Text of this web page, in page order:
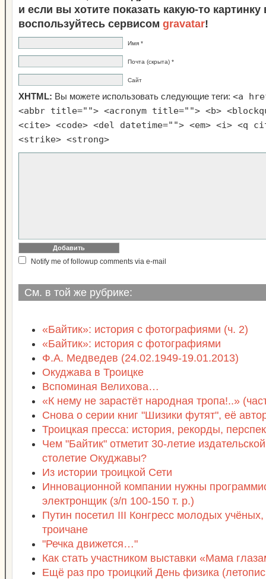
и если вы хотите показать какую-то
воспользуйтесь сервисом gravatar!
Имя *
Почта (скрыта) *
Сайт
XHTML: Вы можете использовать следующие теги: <a
<abbr title=""> <acronym title=""> <b>
<cite> <code> <del datetime=""> <em> <i> <q
<strike> <strong>
Notify me of followup comments via e-mail
См. в той же рубрике:
«Байтик»: история с фотографиями (ч. 2)
«Байтик»: история с фотографиями
Ф.А. Медведев (24.02.1949-19.01.2013)
Окуджава в Троицке
Вспоминая Велихова…
«К нему не зарастёт народная тропа!..»
Снова о серии книг "Шизики футят", её
Троицкая пресса: история, рекорды,
Чем "Байтик" отметит 30-летие
столетие Окуджавы?
Из истории троицкой Сети
Инновационной компании нужны
электронщик (з/п 100-150 т. р.)
Путин посетил III Конгресс молодых учёных,
троичане
"Речка движется…"
Как стать участником выставки «Мама
Ещё раз про троицкий День физика